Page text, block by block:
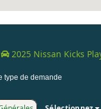
2025 Nissan Kicks
type de demande